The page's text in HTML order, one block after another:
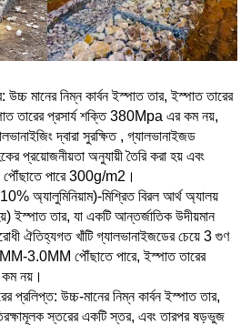
মানের নিম্ন কার্বন ইস্পাত তার, ইস্পাত তারের
তারের প্রসার্য শক্তি 380Mpa এর কম নয়,
দ্বারা সুরক্ষিত , গ্যালভানাইজড
প্রয়োজনীয়তা অনুযায়ী তৈরি করা হয় এবং
পৌঁছাতে পারে 300g/m2।
অ্যালুমিনিয়াম)-মিশ্রিত বিরল আর্থ অ্যালয়
ইস্পাত তার, যা একটি আন্তর্জাতিক উদীয়মান
ঐতিহ্যগত খাঁটি গ্যালভানাইজডের চেয়ে 3 গুণ
3.0MM পৌঁছাতে পারে, ইস্পাত তারের
নয়।
প্রলিপ্ত: উচ্চ-মানের নিম্ন কার্বন ইস্পাত তার,
স্তরের একটি স্তর, এবং তারপর ষড়ভুজ